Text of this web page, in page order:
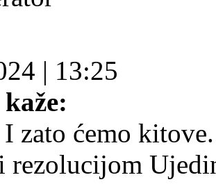
| 13:25
zato ćemo
rezolucijom